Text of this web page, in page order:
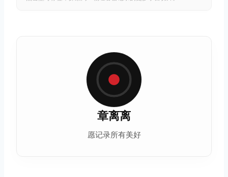
章离离
愿记录所有美好